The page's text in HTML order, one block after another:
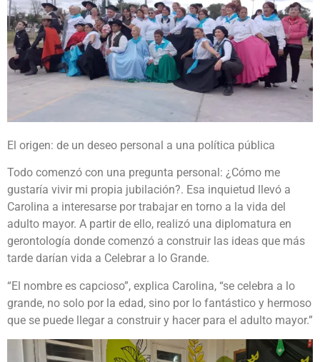
El origen: de un deseo personal a una política pública
Todo comenzó con una pregunta personal: ¿Cómo me
gustaría vivir mi propia jubilación?. Esa inquietud llevó a
Carolina a interesarse por trabajar en torno a la vida del
adulto mayor. A partir de ello, realizó una diplomatura en
gerontología donde comenzó a construir las ideas que más
tarde darían vida a Celebrar a lo Grande.
“El nombre es capcioso”, explica Carolina, “se celebra a lo
grande, no solo por la edad, sino por lo fantástico y hermoso
que se puede llegar a construir y hacer para el adulto mayor.”